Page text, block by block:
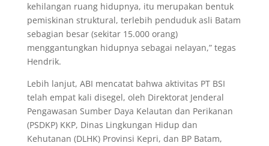
kehilangan ruang hidupnya, itu merupakan bentuk
pemiskinan struktural, terlebih penduduk asli Batam
sebagian besar (sekitar 15.000 orang)
menggantungkan hidupnya sebagai nelayan,” tegas
Hendrik.
Lebih lanjut, ABI mencatat bahwa aktivitas PT BSI
telah empat kali disegel, oleh Direktorat Jenderal
Pengawasan Sumber Daya Kelautan dan Perikanan
(PSDKP) KKP, Dinas Lingkungan Hidup dan
Kehutanan (DLHK) Provinsi Kepri, dan BP Batam,